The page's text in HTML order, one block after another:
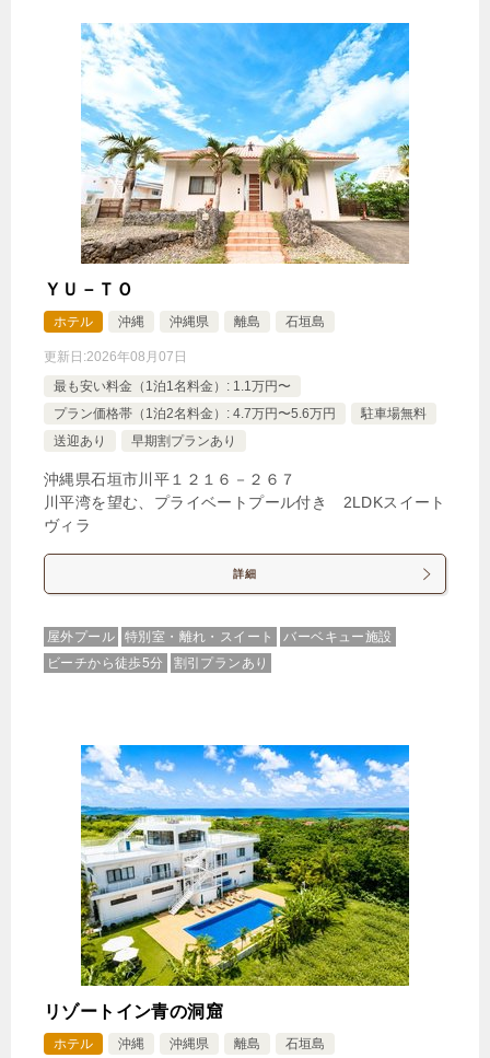
ＹＵ－ＴＯ
ホテル 沖縄 沖縄県 離島 石垣島
更新日:2026年08月07日
最も安い料金（1泊1名料金）: 1.1万円〜
プラン価格帯（1泊2名料金）: 4.7万円〜5.6万円
駐車場無料
送迎あり
早期割プランあり
沖縄県石垣市川平１２１６－２６７
川平湾を望む、プライベートプール付き 2LDKスイート
ヴィラ
詳細
屋外プール 特別室・離れ・スイート
バーベキュー施設
ビーチから徒歩5分
割引プランあり
リゾートイン青の洞窟
ホテル 沖縄 沖縄県 離島 石垣島